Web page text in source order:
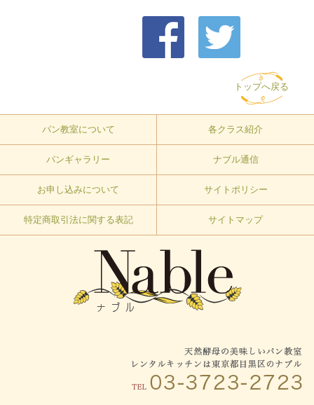
トップへ戻る
パン教室について 各クラス紹介
パンギャラリー ナブル通信
お申し込みについて サイトポリシー
特定商取引法に関する表記 サイトマップ